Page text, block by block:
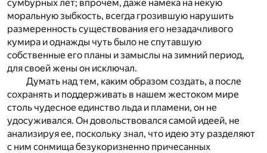
сумбурных лет; впрочем, даже намека на некую
моральную зыбкость, всегда грозившую нарушить
размеренность существования его незадачливого
кумира и однажды чуть было не спутавшую
собственные его планы и замыслы на зимний период,
для своей жены он исключал.
Думать над тем, каким образом создать, а после
сохранять и поддерживать в нашем жестоком мире
столь чудесное единство льда и пламени, он не
удосуживался. Он довольствовался самой идеей, не
анализируя ее, поскольку знал, что идею эту разделяют
с ним сонмища безукоризненно причесанных